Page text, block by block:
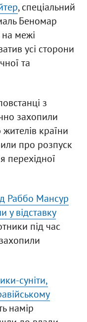
, спеціальний
Беномар
межі
усі сторони
та
з
захопили
країни
про розпуск
перехідної
Раббо Мансур
у відставку
під час
суніти,
намір